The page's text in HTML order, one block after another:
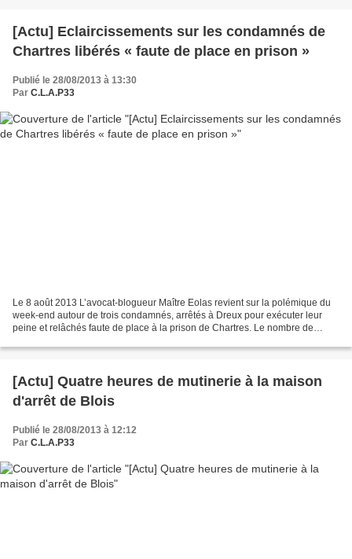
[Actu] Eclaircissements sur les condamnés de
Chartres libérés « faute de place en prison »
Publié le 28/08/2013 à 13:30
Par C.L.A.P33
Le 8 août 2013 L’avocat-blogueur Maître Eolas revient sur la polémique du
week-end autour de trois condamnés, arrêtés à Dreux pour exécuter leur
peine et relâchés faute de place à la prison de Chartres. Le nombre de
[Actu] Quatre heures de mutinerie à la maison
d'arrêt de Blois
Publié le 28/08/2013 à 12:12
Par C.L.A.P33